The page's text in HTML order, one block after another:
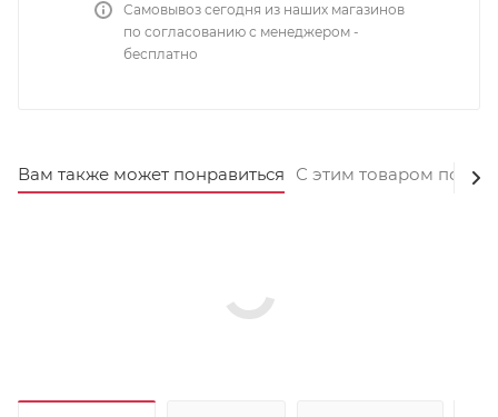
Самовывоз сегодня из наших магазинов
по согласованию с менеджером -
бесплатно
Вам также может понравиться С этим товаром